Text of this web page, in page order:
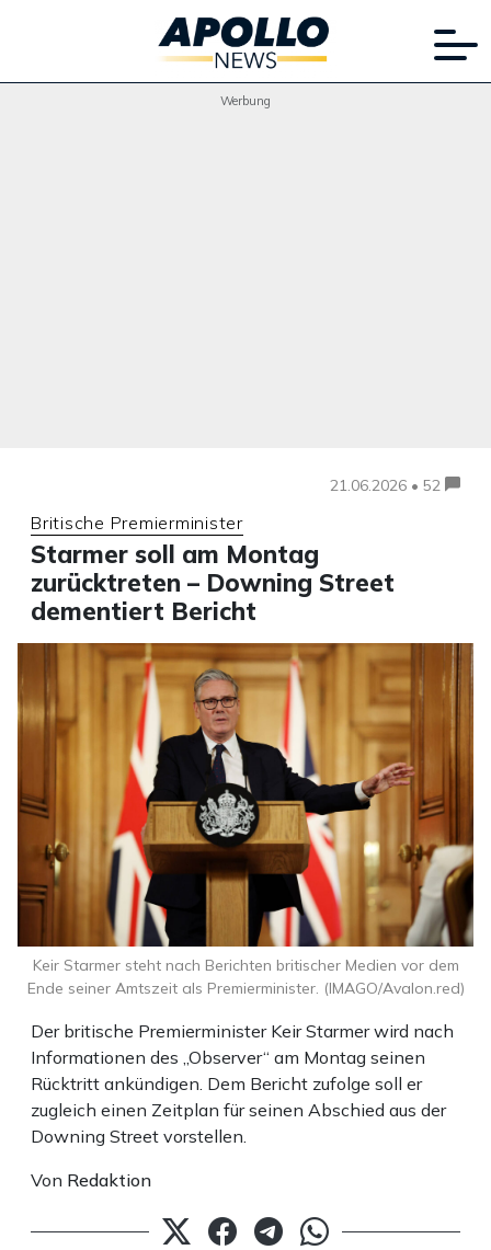
Werbung
21.06.2026 • 52
Britische Premierminister
Starmer soll am Montag
zurücktreten – Downing Street
dementiert Bericht
Der britische Premierminister Keir Starmer wird nach
Informationen des „Observer“ am Montag seinen
Rücktritt ankündigen. Dem Bericht zufolge soll er
zugleich einen Zeitplan für seinen Abschied aus der
Downing Street vorstellen.
Von Redaktion
Keir Starmer steht nach Berichten britischer Medien vor dem
Ende seiner Amtszeit als Premierminister. (IMAGO/Avalon.red)